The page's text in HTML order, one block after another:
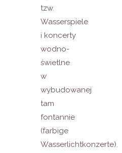
tzw.
Wasserspiele
i koncerty
wodno-
świetlne
w
wybudowanej
tam
fontannie
(farbige
Wasserlichtkonzerte).